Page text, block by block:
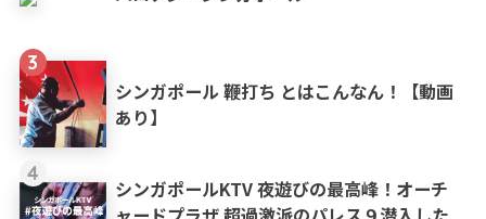
3
シンガポール 鞭打ち とはこんなん！【動画
あり】
4
シンガポールKTV 夜遊びの最高峰！オーチ